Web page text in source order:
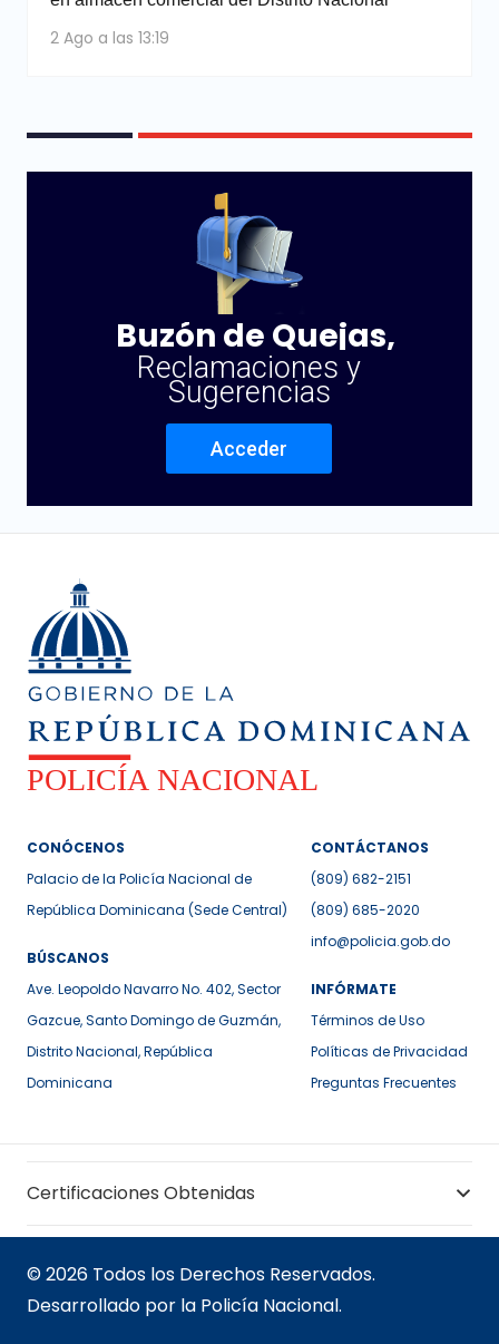
2 Ago a las 13:19
Buzón de Quejas,
Reclamaciones y
Sugerencias
Acceder
CONÓCENOS
Palacio de la Policía Nacional de
República Dominicana (Sede Central)
BÚSCANOS
Ave. Leopoldo Navarro No. 402, Sector
Gazcue, Santo Domingo de Guzmán,
Distrito Nacional, República
Dominicana
CONTÁCTANOS
(809) 682-2151
(809) 685-2020
info@policia.gob.do
INFÓRMATE
Términos de Uso
Políticas de Privacidad
Preguntas Frecuentes
Certificaciones Obtenidas
© 2026 Todos los Derechos Reservados.
Desarrollado por la Policía Nacional.